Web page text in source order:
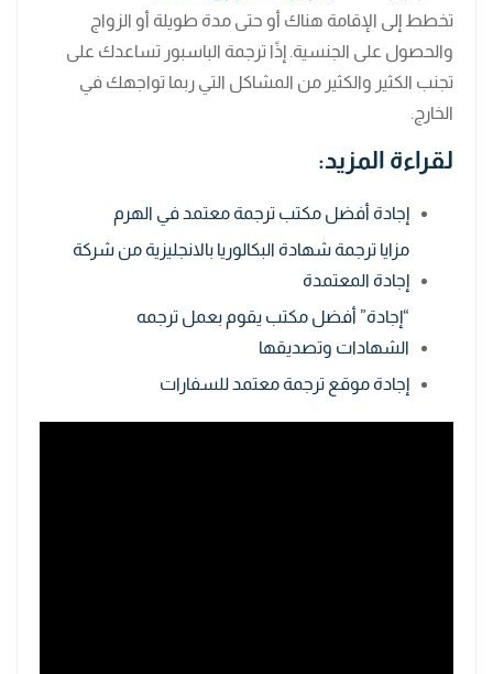
تخطط إلى الإقامة هناك أو حتى مدة طويلة أو الزواج
والحصول على الجنسية. إذًا ترجمة الباسبور تساعدك على
تجنب الكثير والكثير من المشاكل التي ربما تواجهك في
الخارج.
لقراءة المزيد:
إجادة أفضل مكتب ترجمة معتمد في الهرم
مزايا ترجمة شهادة البكالوريا بالانجليزية من شركة
إجادة المعتمدة
“إجادة” أفضل مكتب يقوم بعمل ترجمه
الشهادات وتصديقها
إجادة موقع ترجمة معتمد للسفارات